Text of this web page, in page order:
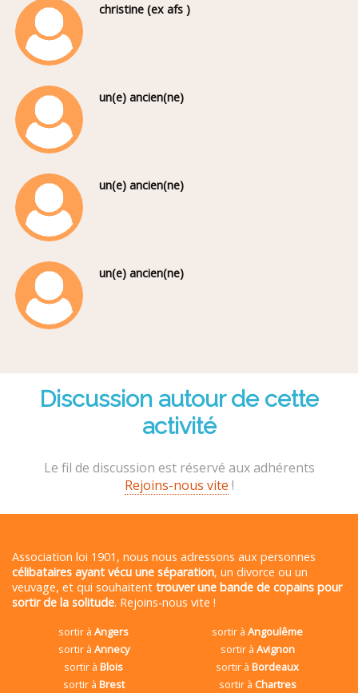
christine (ex afs )
un(e) ancien(ne)
un(e) ancien(ne)
un(e) ancien(ne)
Discussion autour de cette
activité
Le fil de discussion est réservé aux adhérents
Rejoins-nous vite !
Association loi 1901, nous nous adressons aux personnes
célibataires ayant vécu une séparation, un divorce ou un
veuvage, et qui souhaitent trouver une bande de copains pour
sortir de la solitude. Rejoins-nous vite !
sortir àAngers sortir àAngoulême
sortir à Annecy sortir à Avignon
sortir àBlois sortir àBordeaux
sortir à Brest sortir à Chartres